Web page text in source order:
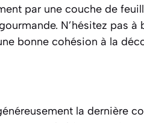
par une couche de
N’hésitez pas
bonne cohésion à la
la dernière